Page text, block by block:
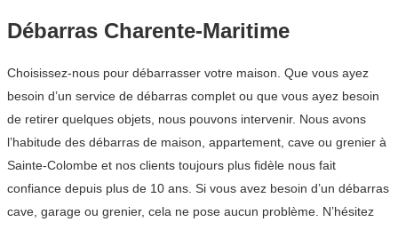
Débarras Charente-Maritime
Choisissez-nous pour débarrasser votre maison. Que vous ayez
besoin d’un service de débarras complet ou que vous ayez besoin
de retirer quelques objets, nous pouvons intervenir. Nous avons
l’habitude des débarras de maison, appartement, cave ou grenier à
Sainte-Colombe et nos clients toujours plus fidèle nous fait
confiance depuis plus de 10 ans. Si vous avez besoin d’un débarras
cave, garage ou grenier, cela ne pose aucun problème. N’hésitez